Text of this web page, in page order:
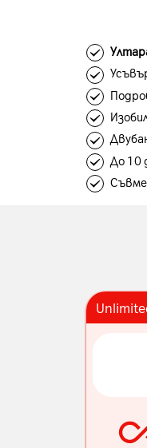
До 10